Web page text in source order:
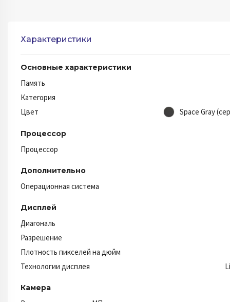
Характеристики
Основные характеристики
Память
Категория
Цвет
Space Gray
Процессор
Процессор
Дополнительно
Операционная система
Дисплей
Диагональ
Разрешение
Плотность пикселей на дюйм
Технологии дисплея
Камера